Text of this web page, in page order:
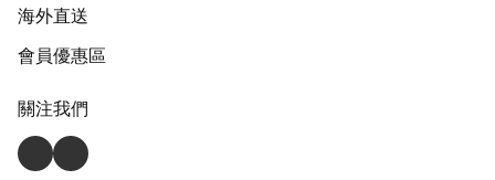
海外直送
會員優惠區
關注我們